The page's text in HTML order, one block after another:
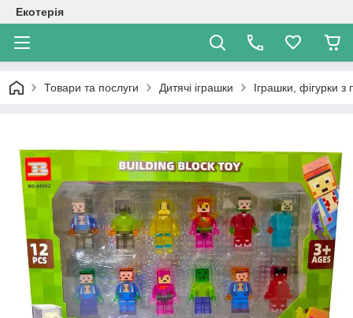
Екотерія
Товари та послуги Дитячі іграшки Іграшки, фігурки з